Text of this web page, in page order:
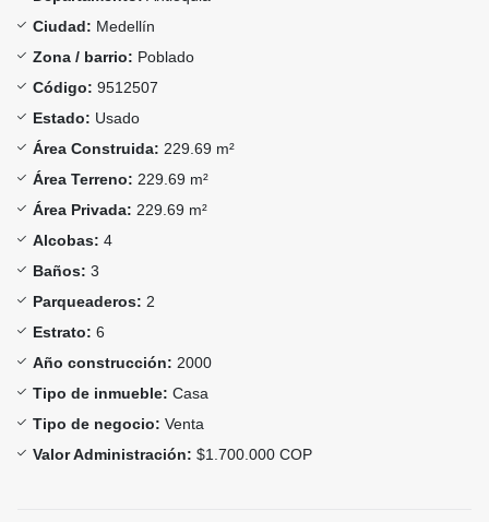
Ciudad: Medellín
Zona / barrio: Poblado
Código: 9512507
Estado: Usado
Área Construida: 229.69 m²
Área Terreno: 229.69 m²
Área Privada: 229.69 m²
Alcobas: 4
Baños: 3
Parqueaderos: 2
Estrato: 6
Año construcción: 2000
Tipo de inmueble: Casa
Tipo de negocio: Venta
Valor Administración: $1.700.000 COP